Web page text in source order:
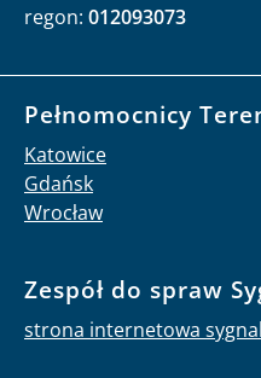
regon: 012093073
Pełnomocnicy
Katowice
Gdańsk
Wrocław
Zespół do spraw
strona internetowa